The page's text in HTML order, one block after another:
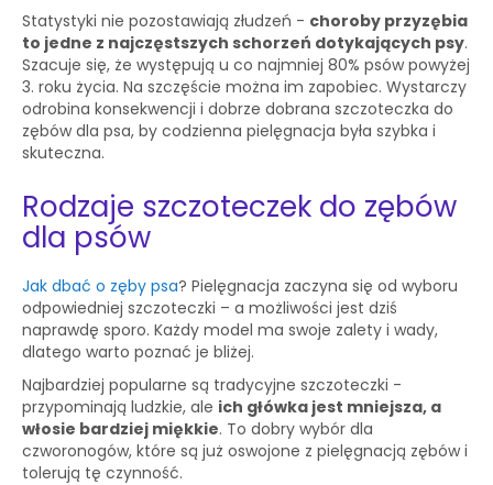
Statystyki nie pozostawiają złudzeń - choroby przyzębia
to jedne z najczęstszych schorzeń dotykających psy.
Szacuje się, że występują u co najmniej 80% psów powyżej
3. roku życia. Na szczęście można im zapobiec. Wystarczy
odrobina konsekwencji i dobrze dobrana szczoteczka do
zębów dla psa, by codzienna pielęgnacja była szybka i
skuteczna.
Rodzaje szczoteczek do zębów
dla psów
Jak dbać o zęby psa? Pielęgnacja zaczyna się od wyboru
odpowiedniej szczoteczki – a możliwości jest dziś
naprawdę sporo. Każdy model ma swoje zalety i wady,
dlatego warto poznać je bliżej.
Najbardziej popularne są tradycyjne szczoteczki -
przypominają ludzkie, ale ich główka jest mniejsza, a
włosie bardziej miękkie. To dobry wybór dla
czworonogów, które są już oswojone z pielęgnacją zębów i
tolerują tę czynność.